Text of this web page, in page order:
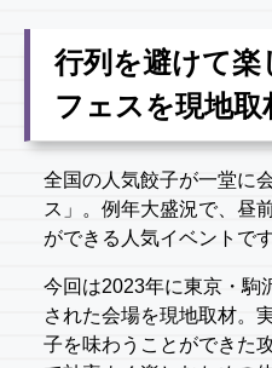
行列を避けて楽
フェスを現地取
全国の人気餃子が一堂に
ス」。例年大盛況で、昼
ができる人気イベントです
今回は2023年に東京・駒
された会場を現地取材。
子を味わうことができた